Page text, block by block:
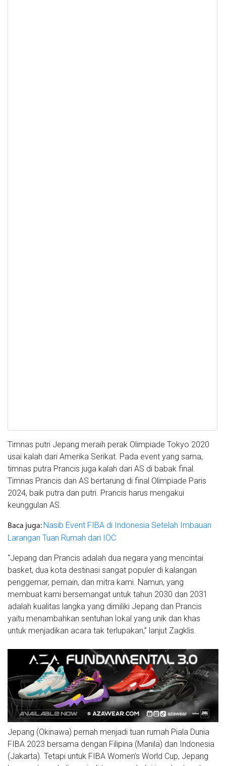
Timnas putri Jepang meraih perak Olimpiade Tokyo 2020
usai kalah dari Amerika Serikat. Pada event yang sama,
timnas putra Prancis juga kalah dari AS di babak final.
Timnas Prancis dan AS bertarung di final Olimpiade Paris
2024, baik putra dan putri. Prancis harus mengakui
keunggulan AS.
Baca juga: Nasib Event FIBA di Indonesia Setelah Imbauan
Larangan Tuan Rumah dari IOC
“Jepang dan Prancis adalah dua negara yang mencintai
basket, dua kota destinasi sangat populer di kalangan
penggemar, pemain, dan mitra kami. Namun, yang
membuat kami bersemangat untuk tahun 2030 dan 2031
adalah kualitas langka yang dimiliki Jepang dan Prancis
yaitu menambahkan sentuhan lokal yang unik dan khas
untuk menjadikan acara tak terlupakan,” lanjut Zagklis.
Jepang (Okinawa) pernah menjadi tuan rumah Piala Dunia
FIBA 2023 bersama dengan Filipina (Manila) dan Indonesia
(Jakarta). Tetapi untuk FIBA Women’s World Cup, Jepang